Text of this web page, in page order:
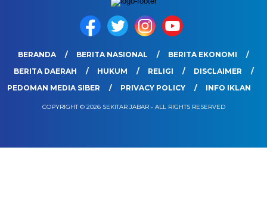
BERANDA BERITA NASIONAL
BERITA EKONOMI
BERITA DAERAH
HUKUM RELIGI
DISCLAIMER
PEDOMAN MEDIA SIBER
PRIVACY POLICY INFO IKLAN
COPYRIGHT © 2026 SEKITAR JABAR - ALL RIGHTS RESERVED